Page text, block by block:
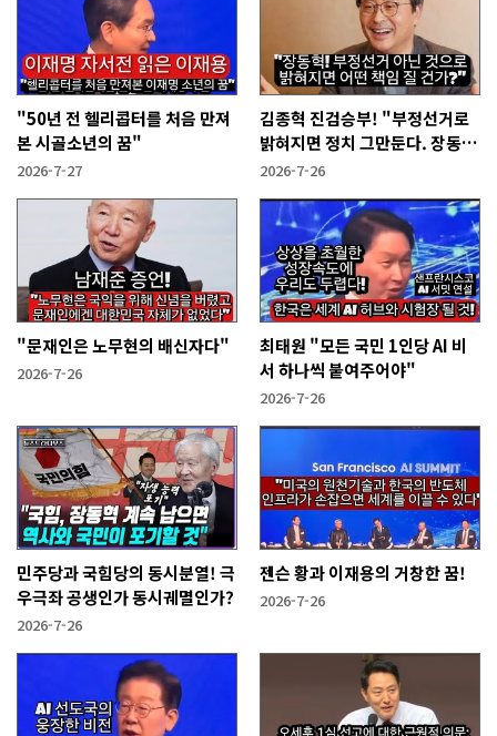
"50년 전 헬리콥터를 처음 만져
본 시골소년의 꿈"
2026-7-27
김종혁 진검승부! "부정선거로
밝혀지면 정치 그만둔다. 장동혁
당신들은?"
2026-7-26
"문재인은 노무현의 배신자다"
2026-7-26
최태원 "모든 국민 1인당 AI 비
서 하나씩 붙여주어야"
2026-7-26
민주당과 국힘당의 동시분열! 극
우극좌 공생인가 동시궤멸인가?
2026-7-26
젠슨 황과 이재용의 거창한 꿈!
2026-7-26